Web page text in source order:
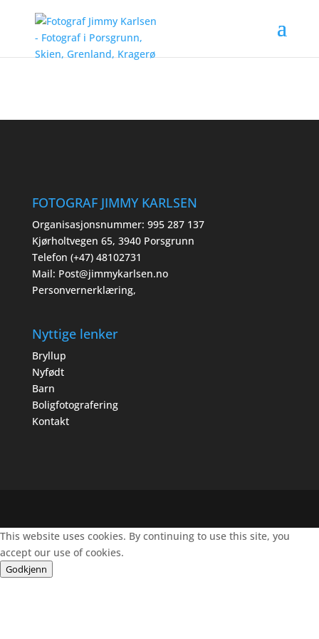
FOTOGRAF JIMMY KARLSEN
Organisasjonsnummer: 995 287 137
Kjørholtvegen 65, 3940 Porsgrunn
Telefon (+47) 48102731
Mail: Post@jimmykarlsen.no
Personvernerklæring,
Nyttige lenker
Bryllup
Nyfødt
Barn
Boligfotografering
Kontakt
This website uses cookies. By continuing to use this site, you
accept our use of cookies.
Godkjenn